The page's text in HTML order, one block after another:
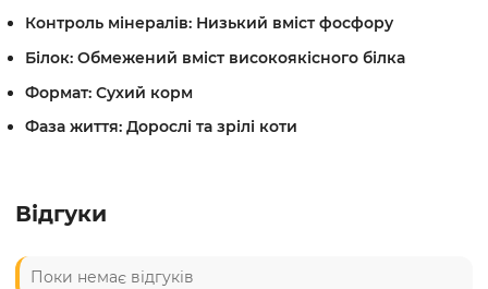
Контроль мінералів: Низький вміст фосфору
Білок: Обмежений вміст високоякісного білка
Формат: Сухий корм
Фаза життя: Дорослі та зрілі коти
Відгуки
Поки немає відгуків